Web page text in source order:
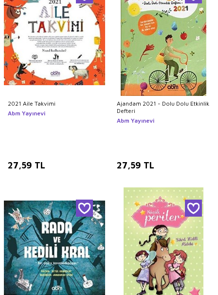
2021 Aile Takvimi
Abm Yayınevi
27,59 TL
Ajandam 2021 - Dolu Dolu Etkinlik
Defteri
Abm Yayınevi
27,59 TL